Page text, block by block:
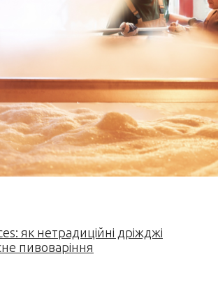
як нетрадиційні дріжджі
пивоваріння